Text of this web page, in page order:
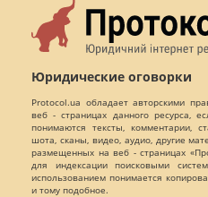
Юридические оговорки
Protocol.ua обладает авторскими
веб - страницах данного ресурса,
понимаются тексты, комментарии,
шота, сканы, видео, аудио, другие
размещенных на веб - страницах
для индексации поисковыми
использованием понимается
и тому подобное.